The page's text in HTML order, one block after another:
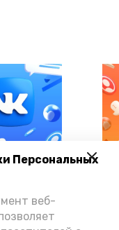
Персональных
веб-